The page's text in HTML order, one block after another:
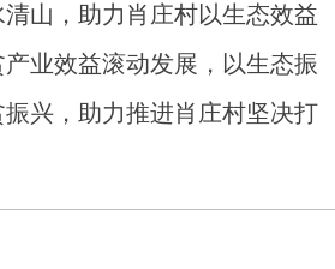
山，助力肖庄村以生态效益
业效益滚动发展，以生态振
兴，助力推进肖庄村坚决打